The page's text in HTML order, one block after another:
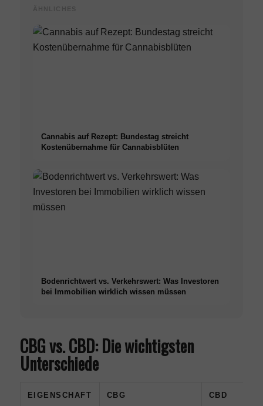
Cannabis auf Rezept: Bundestag streicht
Kostenübernahme für Cannabisblüten
Bodenrichtwert vs. Verkehrswert: Was Investoren
bei Immobilien wirklich wissen müssen
CBG vs. CBD: Die wichtigsten
Unterschiede
EIGENSCHAFT CBG CBD